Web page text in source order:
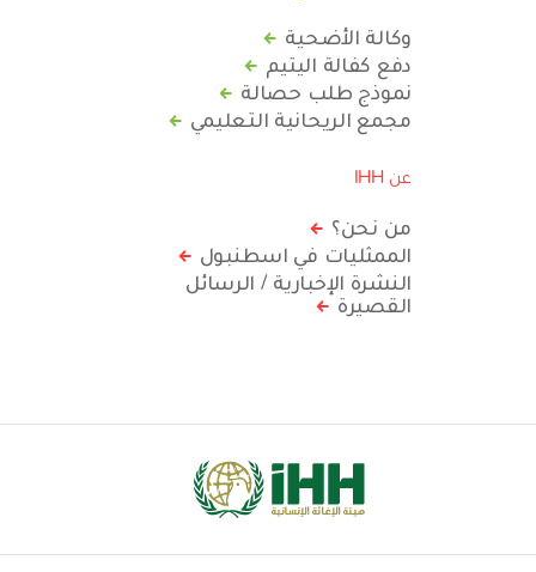
وكالة الأضحية
دفع كفالة اليتيم
نموذج طلب حصالة
مجمع الريحانية التعليمي
عن IHH
من نحن؟
الممثليات في اسطنبول
النشرة الإخبارية / الرسائل
القصيرة